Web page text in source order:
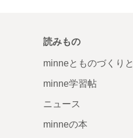
読みもの
minneとものづくりと
minne学習帖
ニュース
minneの本